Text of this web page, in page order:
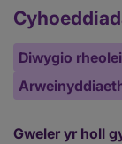
Diwygio
Gweler yr holl